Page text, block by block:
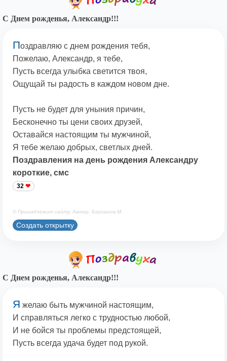
С Днем рожденья, Александр!!!
Поздравляю с днем рождения тебя,
Пожелаю, Александр, я тебе,
Пусть всегда улыбка светится твоя,
Ощущай ты радость в каждом новом дне.
Пусть не будет для уныния причин,
Бесконечно ты цени своих друзей,
Оставайся настоящим ты мужчиной,
Я тебе желаю добрых, светлых дней.
Поздравления на день рождения Александру
короткие, смс
32
© Принадлежит сайту. Автор: Берсанов М.
Создать открытку
С Днем рожденья, Александр!!!
Я желаю быть мужчиной настоящим,
И справляться легко с трудностью любой,
И не бойся ты проблемы предстоящей,
Пусть всегда удача будет под рукой.